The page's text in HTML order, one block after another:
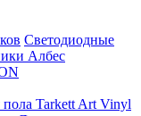
Светодиодные
Албес
Tarkett Art Vinyl